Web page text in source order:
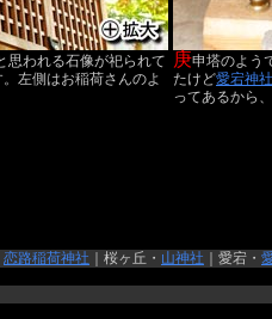
思われる石像が祀られて
左側はお稲荷さんのよ
庚申塔のよう
たけど愛宕神社
ってあるから
恋路稲荷神社 ｜桜ヶ丘・ 山神社 ｜愛宕・